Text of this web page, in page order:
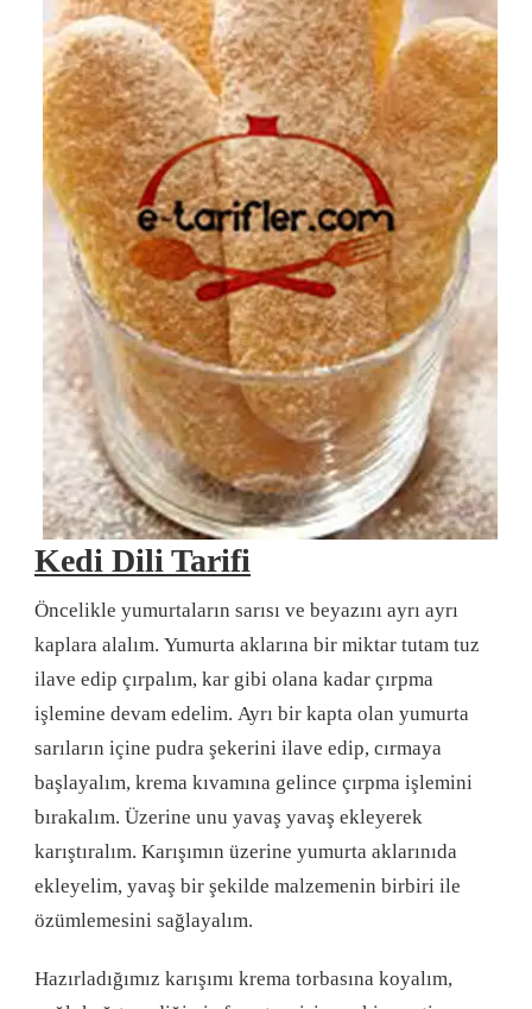
Kedi Dili Tarifi
Öncelikle yumurtaların sarısı ve beyazını ayrı ayrı
kaplara alalım. Yumurta aklarına bir miktar tutam tuz
ilave edip çırpalım, kar gibi olana kadar çırpma
işlemine devam edelim. Ayrı bir kapta olan yumurta
sarıların içine pudra şekerini ilave edip, cırmaya
başlayalım, krema kıvamına gelince çırpma işlemini
bırakalım. Üzerine unu yavaş yavaş ekleyerek
karıştıralım. Karışımın üzerine yumurta aklarınıda
ekleyelim, yavaş bir şekilde malzemenin birbiri ile
özümlemesini sağlayalım.
Hazırladığımız karışımı krema torbasına koyalım,